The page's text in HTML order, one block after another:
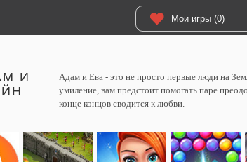
Мои игры (0)
И
Адам и Ева - это не просто первые люди на
умиление, вам предстоит помогать паре
конце концов сводится к любви.